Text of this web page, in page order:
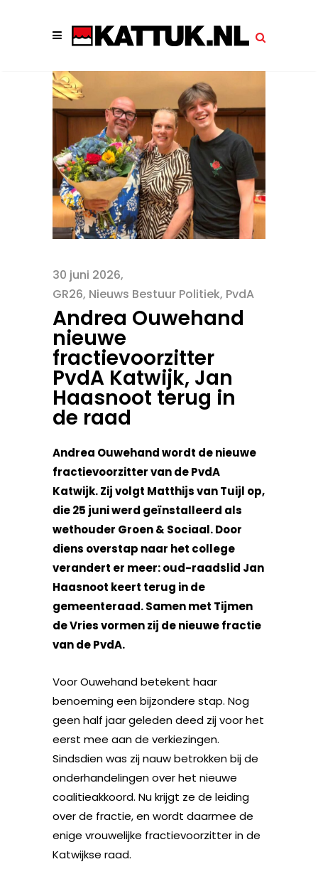
30 juni 2026
GR26, Nieuws Bestuur Politiek, PvdA
Andrea Ouwehand
nieuwe
fractievoorzitter
PvdA Katwijk, Jan
Haasnoot terug in
de raad
Andrea Ouwehand wordt de nieuwe
fractievoorzitter van de PvdA
Katwijk. Zij volgt Matthijs van Tuijl op,
die 25 juni werd geïnstalleerd als
wethouder Groen & Sociaal. Door
diens overstap naar het college
verandert er meer: oud-raadslid Jan
Haasnoot keert terug in de
gemeenteraad. Samen met Tijmen
de Vries vormen zij de nieuwe fractie
van de PvdA.
Voor Ouwehand betekent haar
benoeming een bijzondere stap. Nog
geen half jaar geleden deed zij voor het
eerst mee aan de verkiezingen.
Sindsdien was zij nauw betrokken bij de
onderhandelingen over het nieuwe
coalitieakkoord. Nu krijgt ze de leiding
over de fractie, en wordt daarmee de
enige vrouwelijke fractievoorzitter in de
Katwijkse raad.